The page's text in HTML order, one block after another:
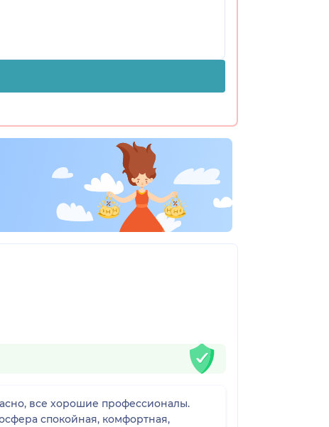
все хорошие профессионалы.
спокойная, комфортная,